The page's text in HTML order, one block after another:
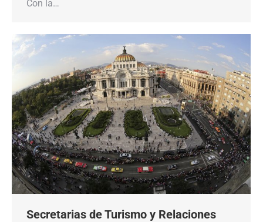
Con la…
Secretarias de Turismo y Relaciones